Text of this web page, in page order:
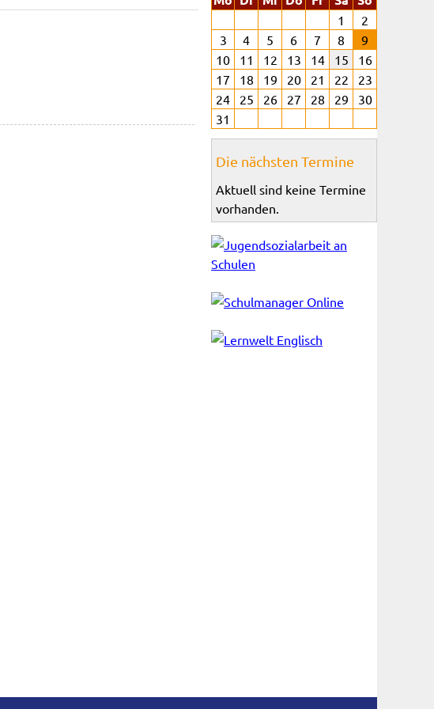
1
2
3
4 5 6 7 8
9
10
11 12 13 14 15
16
17
18 19 20 21 22
23
24
25 26 27 28 29
30
31
Die nächsten Termine
Aktuell sind keine Termine
vorhanden.